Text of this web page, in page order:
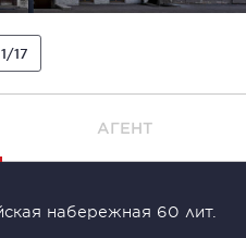
1 17
АГЕНТ
набережная 60 лит.